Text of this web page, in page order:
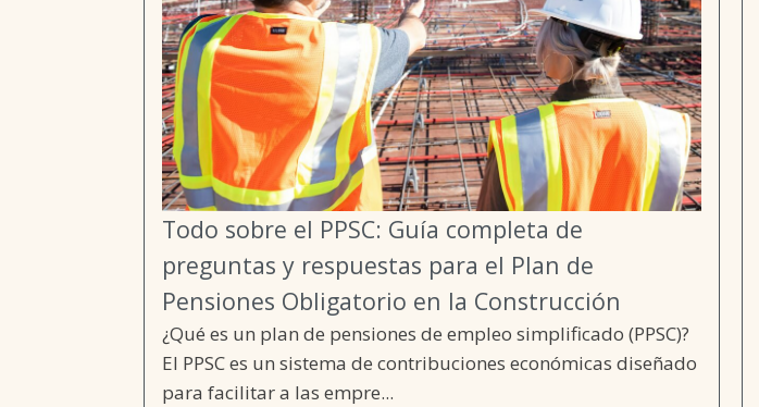
Todo sobre el PPSC: Guía completa de
preguntas y respuestas para el Plan de
Pensiones Obligatorio en la Construcción
¿Qué es un plan de pensiones de empleo simplificado (PPSC)?
El PPSC es un sistema de contribuciones económicas diseñado
para facilitar a las empre...